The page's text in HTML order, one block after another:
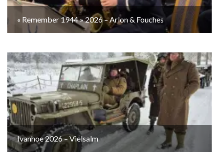
« Remember 1944 » 2026 – Arlon & Fouches
Ivanhoe 2026 – Vielsalm